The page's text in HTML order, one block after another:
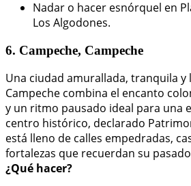
Nadar o hacer esnórquel en
Los Algodones.
6. Campeche, Campeche
Una ciudad amurallada, tranquila y
Campeche combina el encanto
y un ritmo pausado ideal para una
centro histórico, declarado
está lleno de calles empedradas,
fortalezas que recuerdan su
¿Qué hacer?